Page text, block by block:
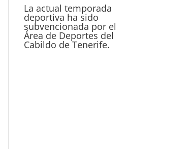
La actual temporada
deportiva ha sido
subvencionada por el
Área de Deportes del
Cabildo de Tenerife.